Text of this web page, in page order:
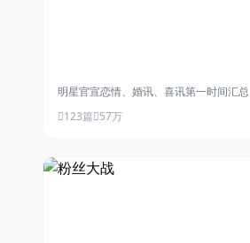
明星官宣恋情、婚讯、喜讯第一时间汇总
123篇 57万